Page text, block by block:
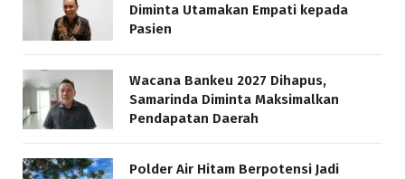
Diminta Utamakan Empati kepada
Pasien
Wacana Bankeu 2027 Dihapus,
Samarinda Diminta Maksimalkan
Pendapatan Daerah
Polder Air Hitam Berpotensi Jadi